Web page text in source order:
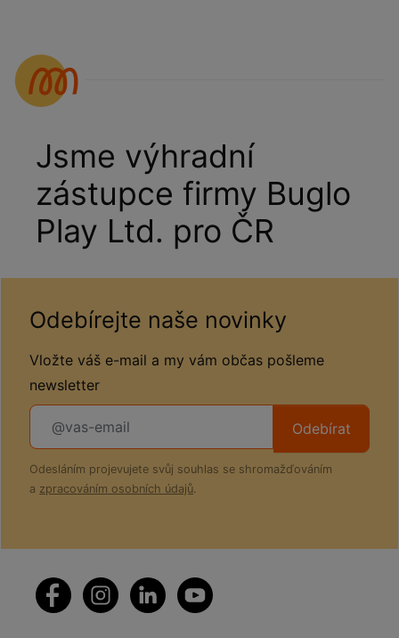
Jsme výhradní
zástupce firmy Buglo
Play Ltd. pro ČR
Odebírejte naše novinky
Vložte váš e-mail a my vám občas pošleme
newsletter
Odebírat
Odesláním projevujete svůj souhlas se shromažďováním
a zpracováním osobních údajů.